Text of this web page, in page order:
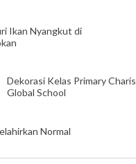
Ikan Nyangkut di
Dekorasi Kelas Primary Charis
Global School
Normal